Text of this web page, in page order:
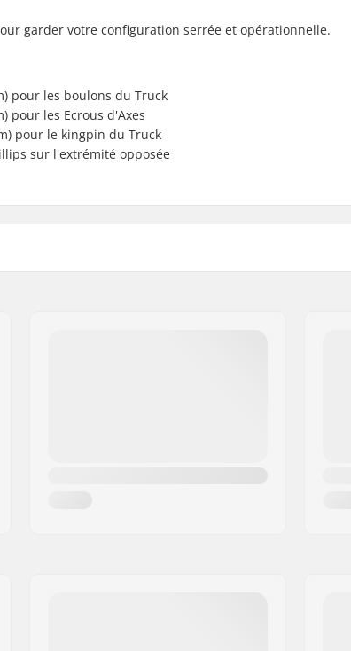
garder votre configuration serrée et opérationnelle.
pour les boulons du Truck
pour les Ecrous d'Axes
pour le kingpin du Truck
sur l'extrémité opposée